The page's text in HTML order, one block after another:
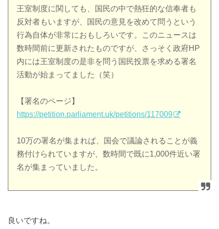
王室制度に関しても、国民の中で熱狂的な信奉者も
反対者もいますが、国民の意見を改めて問うという
行為自体が非常におもしろいです。このニュースは
数時間前に更新されたものですが、さっそく政府HP
内には王室制度の是非を問う国民投票を求める署名
活動が始まってました（笑）
【署名のページ】
https://petition.parliament.uk/petitions/117009
10万の署名が集まれば、国会で議論されることが義
務付けられていますが、数時間で既に1,000件近い署
名が集まっていました。
良いですね。